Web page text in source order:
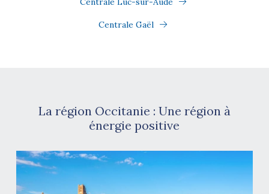
Centrale Gaël
La région Occitanie : Une région à
énergie positive